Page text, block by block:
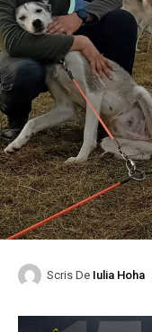
Scris De Iulia Hoha